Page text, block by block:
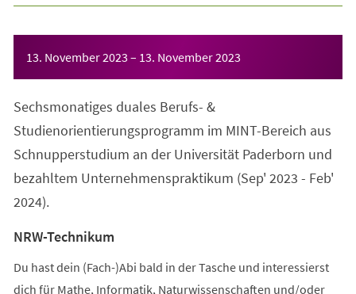
13. November 2023 – 13. November 2023
Sechsmonatiges duales Berufs- &
Studienorientierungsprogramm im MINT-Bereich aus
Schnupperstudium an der Universität Paderborn und
bezahltem Unternehmenspraktikum (Sep' 2023 - Feb'
2024).
NRW-Technikum
Du hast dein (Fach-)Abi bald in der Tasche und interessierst
dich für Mathe, Informatik, Naturwissenschaften und/oder